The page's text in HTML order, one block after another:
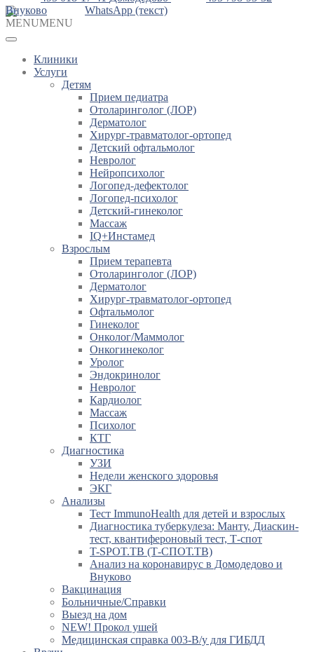
Внуково
WhatsApp (текст)
MENUMENU
Клиники
Услуги
Детям
Прием педиатра
Отоларинголог (ЛОР)
Дерматолог
Хирург-травматолог-ортопед
Детский офтальмолог
Невролог
Нейропсихолог
Логопед-дефектолог
Логопед-психолог
Детский-гинеколог
Массаж
IQ+Инстамед
Взрослым
Прием терапевта
Отоларинголог (ЛОР)
Дерматолог
Хирург-травматолог-ортопед
Офтальмолог
Гинеколог
Онколог/Маммолог
Онкогинеколог
Уролог
Эндокринолог
Невролог
Кардиолог
Массаж
Психолог
КТГ
Диагностика
УЗИ
Недели женского здоровья
ЭКГ
Анализы
Тест ImmunoHealth для детей и взрослых
Диагностика туберкулеза: Манту, Диаскин-
тест, квантифероновый тест, Т-спот
T-SPOT.TB (Т-СПОТ.ТВ)
Анализ на коронавирус в Домодедово и
Внуково
Вакцинация
Больничные/Справки
Выезд на дом
NEW! Прокол ушей
Медицинская справка 003-В/у для ГИБДД